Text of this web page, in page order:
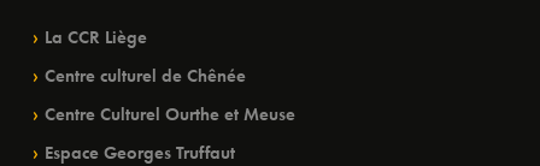
La CCR Liège
Centre culturel de Chênée
Centre Culturel Ourthe et Meuse
Espace Georges Truffaut